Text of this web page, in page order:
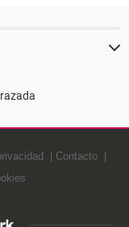
Contacto